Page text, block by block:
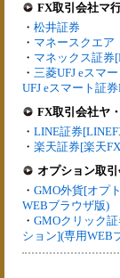
FX取引会社マ
・ 松井証券
・ マネースクエア
・ マネックス証券
・ 三菱UFJ eスマ
UFJ eスマート証
FX取引会社ヤ
・ LINE証券
・ 楽天証券[楽天
オプション取
・ GMO外貨[オプ
WEBブラウザ版)
・ GMOクリック
ション](専用WEB